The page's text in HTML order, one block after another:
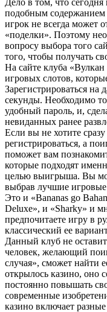
подобным
игрок не всегда может
«поделки». Поэтому
вопросу выбора того
того, чтобы получать
На сайте клуба
игровых слотов,
Зарегистрироваться на
секунды. Необходимо
удобный пароль, и,
невиданных ранее
Если вы не хотите
регистрироваться, а
поможет вам
которые подходят
целью выигрыша. Вы
выбрав лучшие игровые
Это и «Bananas go
Deluxe», и «Sharky» и
предпочитаете игру в
классический ее
Данный клуб не
человек, желающий
случая», сможет найти
открылось казино, оно
постоянно повышать
современные
казино включает